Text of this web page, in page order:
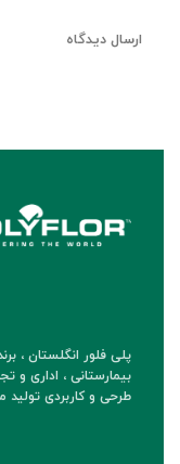
پلی فلور انگلستان ،
بیمارستانی ، اداری
طرحی و کاربردی تولید